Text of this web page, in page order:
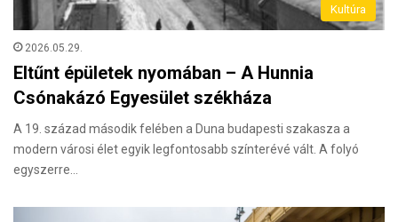
Kultúra
2026.05.29.
Eltűnt épületek nyomában – A Hunnia
Csónakázó Egyesület székháza
A 19. század második felében a Duna budapesti szakasza a
modern városi élet egyik legfontosabb színterévé vált. A folyó
egyszerre…